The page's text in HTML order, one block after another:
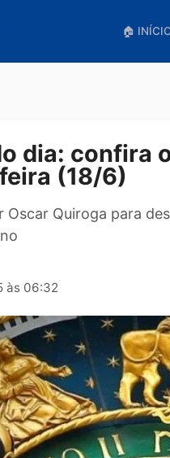
dia:
feira (18/6)
Oscar Quiroga
às 06:32